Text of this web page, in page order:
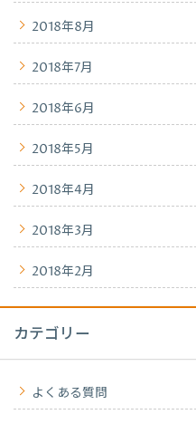
2018年8月
2018年7月
2018年6月
2018年5月
2018年4月
2018年3月
2018年2月
カテゴリー
よくある質問